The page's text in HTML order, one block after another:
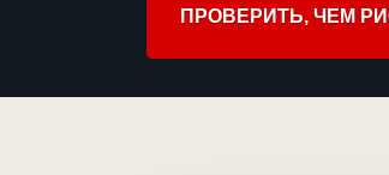
ПРОВЕРИТЬ, ЧЕМ